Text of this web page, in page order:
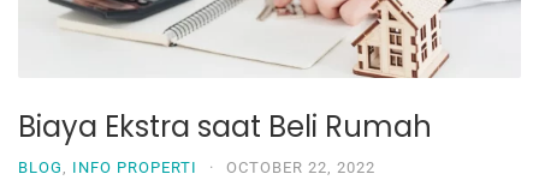
Biaya Ekstra saat Beli Rumah
BLOG INFO PROPERTI · OCTOBER 22, 2022